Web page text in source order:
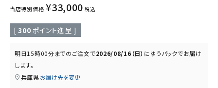
当店特別価格 ¥33,000 税込
[ 300 ポイント進呈 ]
明日15時00分までのご注文で2026/08/16（日） に ゆうパックでお届け
します。
兵庫県お届け先を変更